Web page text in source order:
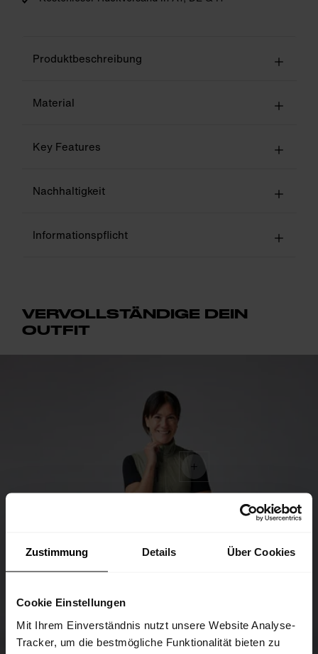
Zustimmung Details Über Cookies
Cookie Einstellungen
Mit Ihrem Einverständnis nutzt unsere Website Analyse-
Tracker, um die bestmögliche Funktionalität bieten zu
Produktbeschreibung
Material
Key Features
Nachhaltigkeit
Informationspflicht
VERVOLLSTÄNDIGE DEIN
OUTFIT